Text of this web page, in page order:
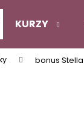
KURZY
bonus Stella